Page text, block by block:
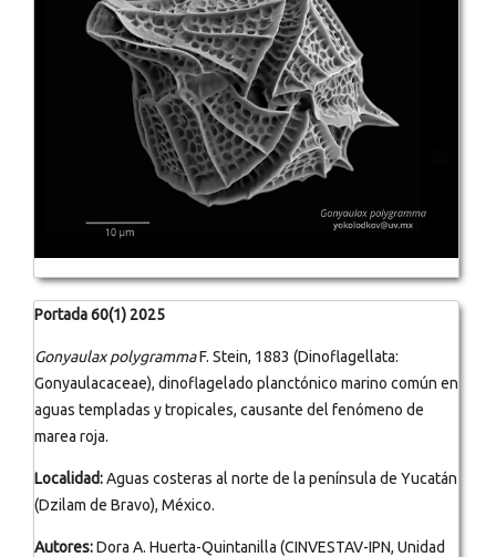
Portada 60(1) 2025
Gonyaulax polygrammaF. Stein, 1883 (Dinoflagellata:
Gonyaulacaceae), dinoflagelado planctónico marino común en
aguas templadas y tropicales, causante del fenómeno de
marea roja.
Localidad:Aguas costeras al norte de la península de Yucatán
(Dzilam de Bravo), México.
Autores:Dora A. Huerta-Quintanilla (CINVESTAV-IPN, Unidad